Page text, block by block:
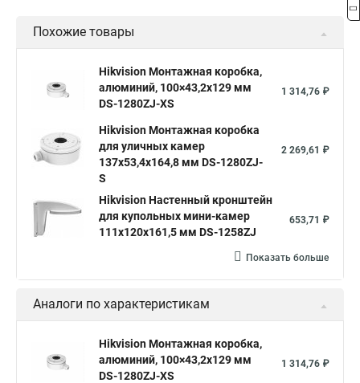
Похожие товары
Hikvision Монтажная коробка,
алюминий, 100×43,2x129 мм
DS-1280ZJ-XS
1 314,76 ₽
Hikvision Монтажная коробка
для уличных камер
137x53,4x164,8 мм DS-1280ZJ-
S
2 269,61 ₽
Hikvision Настенный кронштейн
для купольных мини-камер
111x120x161,5 мм DS-1258ZJ
653,71 ₽
Показать больше
Аналоги по характеристикам
Hikvision Монтажная коробка,
алюминий, 100×43,2x129 мм
DS-1280ZJ-XS
1 314,76 ₽